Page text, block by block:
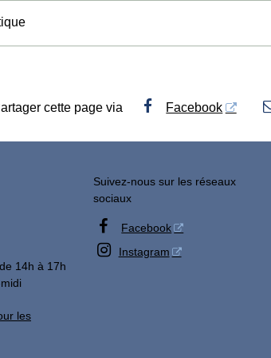
cette page via Facebook
14h à 17h
les
Suivez-nous sur les réseaux
sociaux
 Facebook
 Instagram